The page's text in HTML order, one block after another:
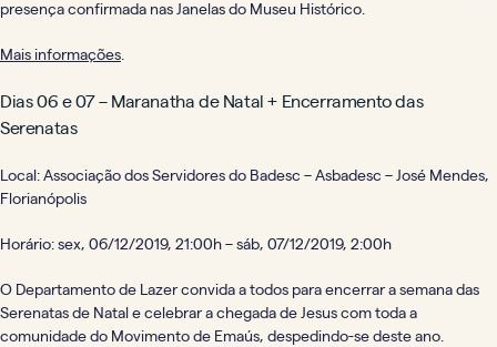
presença confirmada nas Janelas do Museu Histórico.
Mais informações
Dias 06 e 07 – Maranatha de Natal + Encerramento das
Serenatas
Local: Associação dos Servidores do Badesc – Asbadesc – José Mendes,
Florianópolis
Horário: sex, 06/12/2019, 21:00h – sáb, 07/12/2019, 2:00h
O Departamento de Lazer convida a todos para encerrar a semana das
Serenatas de Natal e celebrar a chegada de Jesus com toda a
comunidade do Movimento de Emaús, despedindo-se deste ano.